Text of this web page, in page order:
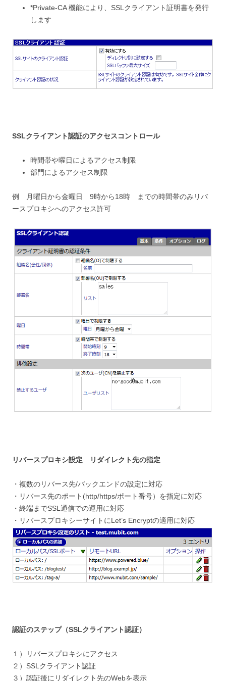
*Private-CA 機能により、SSLクライアント証明書を発行
します
SSLクライアント認証のアクセスコントロール
時間帯や曜日によるアクセス制限
部門によるアクセス制限
例 月曜日から金曜日 9時から18時 までの時間帯のみリバ
ースプロキシへのアクセス許可
リバースプロキシ設定 リダイレクト先の指定
・複数のリバース先/バックエンドの設定に対応
・リバース先のポート(http/https/ポート番号）を指定に対応
・終端までSSL通信での運用に対応
・リバースプロキシーサイトにLet’s Encryptの適用に対応
認証のステップ（SSLクライアント認証）
１）リバースプロキシにアクセス
２）SSLクライアント認証
３）認証後にリダイレクト先のWebを表示